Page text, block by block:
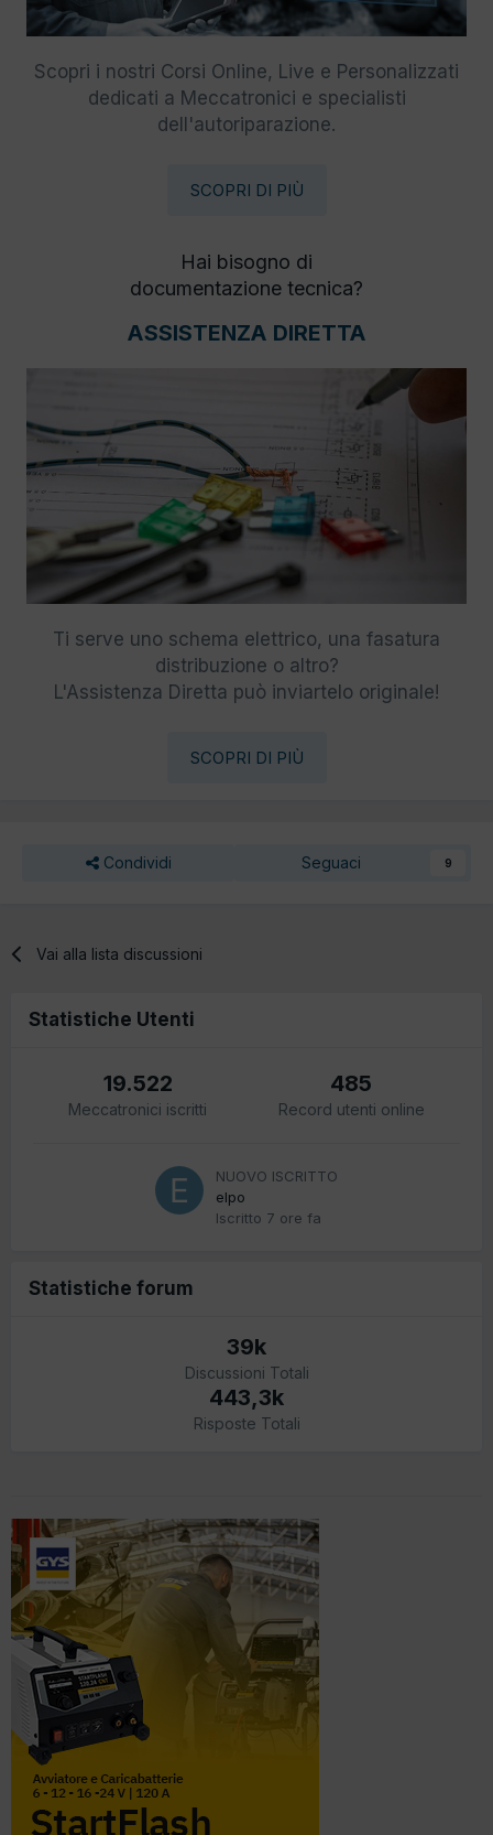
Scopri i nostri Corsi Online, Live e Personalizzati
dedicati a Meccatronici e specialisti
dell'autoriparazione.
SCOPRI DI PIÙ
Hai bisogno di
documentazione tecnica?
ASSISTENZA DIRETTA
Ti serve uno schema elettrico, una fasatura
distribuzione o altro?
L'Assistenza Diretta può inviartelo originale!
SCOPRI DI PIÙ
Condividi Seguaci 9
Vai alla lista discussioni
Statistiche Utenti
19.522
Meccatronici iscritti
485
Record utenti online
NUOVO ISCRITTO
elpo
Iscritto 7 ore fa
Statistiche forum
39k
Discussioni Totali
443,3k
Risposte Totali